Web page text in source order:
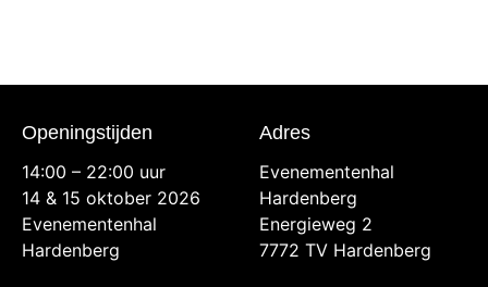
Openingstijden
14:00 – 22:00 uur
14 & 15 oktober 2026
Evenementenhal
Hardenberg
Adres
Evenementenhal
Hardenberg
Energieweg 2
7772 TV Hardenberg